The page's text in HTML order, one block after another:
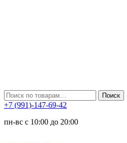
Искать: Поиск
+7 (991)-147-69-42
пн-вс с 10:00 до 20:00